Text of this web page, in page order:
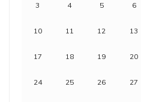
3 4 5 6
10 11 12 13
17 18 19 20
24 25 26 27